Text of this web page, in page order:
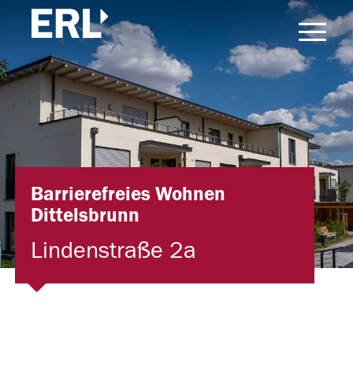
Barrierefreies Wohnen
Dittelsbrunn
Lindenstraße 2a